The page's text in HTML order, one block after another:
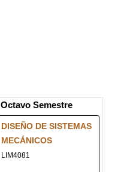
Octavo Semestre
DISEÑO DE SISTEMAS
MECÁNICOS
LIM4081